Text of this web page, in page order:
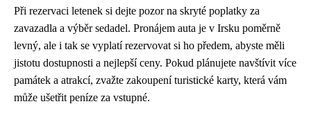
Při rezervaci letenek si dejte pozor na skryté poplatky za
zavazadla a výběr sedadel. Pronájem auta je v Irsku poměrně
levný, ale i tak se vyplatí rezervovat si ho předem, abyste měli
jistotu dostupnosti a nejlepší ceny. Pokud plánujete navštívit více
památek a atrakcí, zvažte zakoupení turistické karty, která vám
může ušetřit peníze za vstupné.